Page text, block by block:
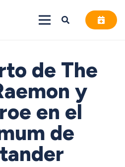
de The
y
en el
de